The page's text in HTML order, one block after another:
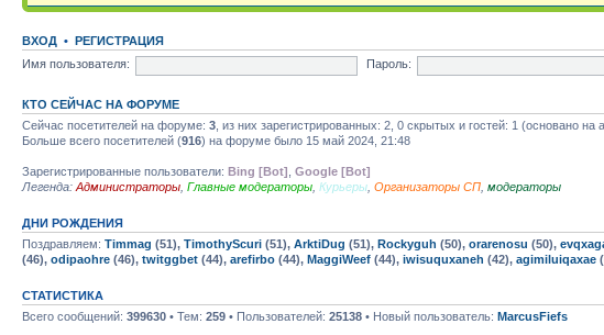
ВХОД • РЕГИСТРАЦИЯ
Имя пользователя:
Пароль:
КТО СЕЙЧАС НА ФОРУМЕ
Сейчас посетителей на форуме: 3 , из них зарегистрированных: 2, 0 скрытых и гостей: 1 (основано
Больше всего посетителей (916) на форуме было 15 май 2024, 21:48
Зарегистрированные пользователи: Bing [Bot] Google [Bot]
Легенда: Администраторы Главные модераторы Курьеры Организаторы СП модераторы
ДНИ РОЖДЕНИЯ
Поздравляем: Timmag (51), TimothyScuri (51), ArktiDug (51), Rockyguh (50), orarenosu (50),
(46), odipaohre (46), twitggbet (44), arefirbo (44), MaggiWeef (44), iwisuquxaneh (42), agimiluiqaxae
СТАТИСТИКА
Всего сообщений: 399630 • Тем: 259 • Пользователей: 25138 • Новый пользователь: MarcusFiefs